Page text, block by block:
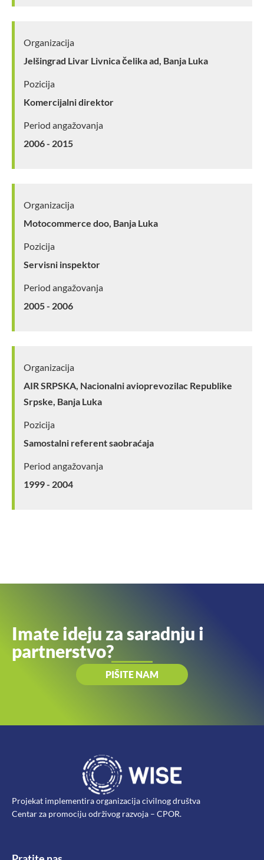
Organizacija
Jelšingrad Livar Livnica čelika ad, Banja Luka
Pozicija
Komercijalni direktor
Period angažovanja
2006 - 2015
Organizacija
Motocommerce doo, Banja Luka
Pozicija
Servisni inspektor
Period angažovanja
2005 - 2006
Organizacija
AIR SRPSKA, Nacionalni avioprevozilac Republike
Srpske, Banja Luka
Pozicija
Samostalni referent saobraćaja
Period angažovanja
1999 - 2004
Imate ideju za saradnju i
partnerstvo?
PIŠITE NAM
Projekat implementira organizacija civilnog društva
Centar za promociju održivog razvoja – CPOR.